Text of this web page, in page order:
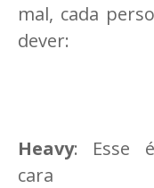
mal, cada
dever:
Heavy: Esse
cara